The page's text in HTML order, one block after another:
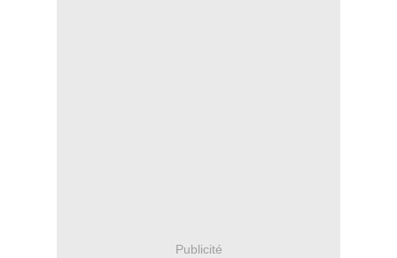
Publicité